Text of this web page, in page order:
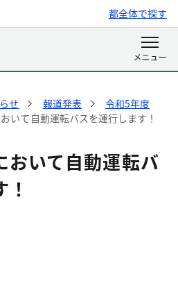
都全体で探す
せ 報道発表
令和5年度
いて自動運転バスを運行します！
おいて自動運転バ